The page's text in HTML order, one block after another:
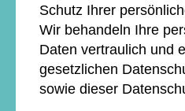
Schutz Ihrer
Wir behandeln Ihre
Daten vertraulich und
gesetzlichen
sowie dieser